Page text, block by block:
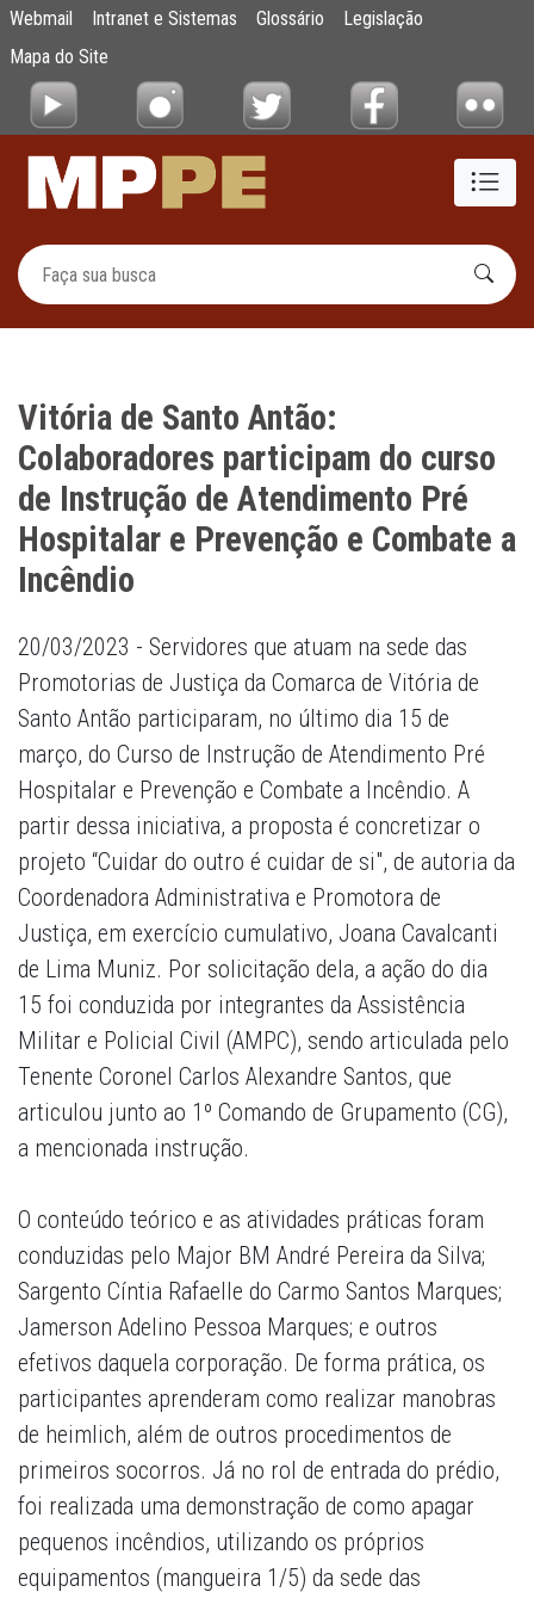
Pular para o Conteúdo principal
Vitória de Santo Antão: Colaboradores
Webmail Intranet e Sistemas Glossário
Legislação
Mapa do Site
Vitória de Santo Antão:
Colaboradores participam do curso
de Instrução de Atendimento Pré
Hospitalar e Prevenção e Combate a
Incêndio
20/03/2023 - Servidores que atuam na sede das
Promotorias de Justiça da Comarca de Vitória de
Santo Antão participaram, no último dia 15 de
março, do Curso de Instrução de Atendimento Pré
Hospitalar e Prevenção e Combate a Incêndio. A
partir dessa iniciativa, a proposta é concretizar o
projeto “Cuidar do outro é cuidar de si", de autoria da
Coordenadora Administrativa e Promotora de
Justiça, em exercício cumulativo, Joana Cavalcanti
de Lima Muniz. Por solicitação dela, a ação do dia
15 foi conduzida por integrantes da Assistência
Militar e Policial Civil (AMPC), sendo articulada pelo
Tenente Coronel Carlos Alexandre Santos, que
articulou junto ao 1º Comando de Grupamento (CG),
a mencionada instrução.
O conteúdo teórico e as atividades práticas foram
conduzidas pelo Major BM André Pereira da Silva;
Sargento Cíntia Rafaelle do Carmo Santos Marques;
Jamerson Adelino Pessoa Marques; e outros
efetivos daquela corporação. De forma prática, os
participantes aprenderam como realizar manobras
de heimlich, além de outros procedimentos de
primeiros socorros. Já no rol de entrada do prédio,
foi realizada uma demonstração de como apagar
pequenos incêndios, utilizando os próprios
equipamentos (mangueira 1/5) da sede das